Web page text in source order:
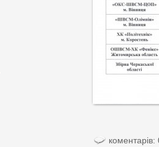
коментарів: